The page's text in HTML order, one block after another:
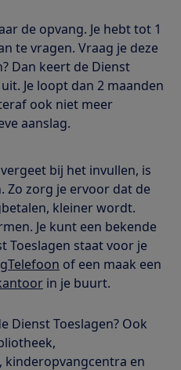
de opvang. Je hebt tot 1
te vragen. Vraag je deze
Dan keert de Dienst
Je loopt dan 2 maanden
ook niet meer
aanslag.
bij het invullen, is
Zo zorg je ervoor dat de
kleiner wordt.
Je kunt een bekende
Toeslagen staat voor je
of een maak een
in je buurt.
Dienst Toeslagen? Ook
en